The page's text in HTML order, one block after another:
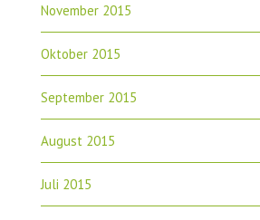
November 2015
Oktober 2015
September 2015
August 2015
Juli 2015